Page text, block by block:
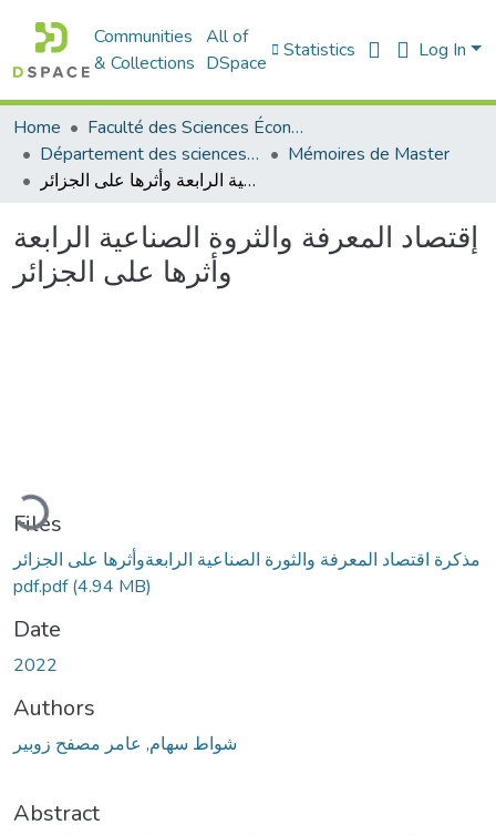
Communities
& Collections
All of
DSpace
Statistics Log In
Home
Faculté des Sciences Économiques Commerciales et des Sciences de Gestion
Département des sciences commerciales
Mémoires de Master
إقتصاد المعرفة والثروة الصناعية الرابعة وأثرها على الجزائر
إقتصاد المعرفة والثروة الصناعية الرابعة
وأثرها على الجزائر
Loading...
Files
مذكرة اقتصاد المعرفة والثورة الصناعية الرابعةوأثرها على الجزائر
pdf.pdf(4.94 MB)
Date
2022
Authors
شواط سهام, عامر مصفح زوبير
Abstract